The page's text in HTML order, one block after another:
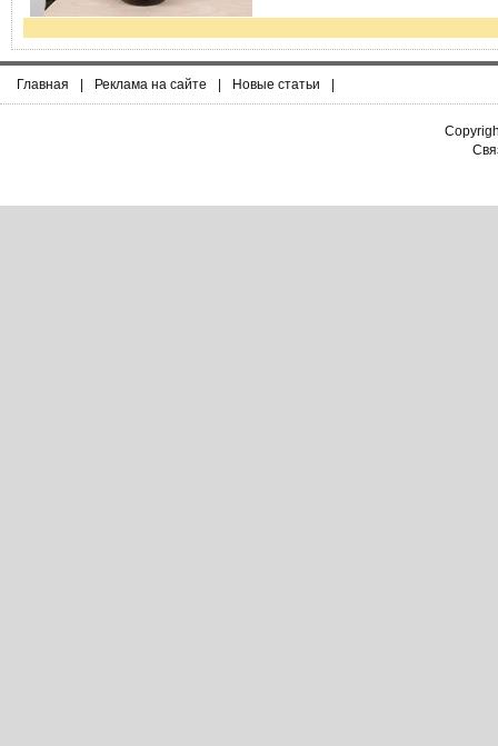
Главная | Реклама на сайте | Новые статьи |